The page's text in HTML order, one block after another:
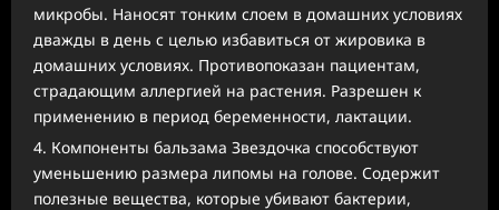
микробы. Наносят тонким слоем в домашних условиях
дважды в день с целью избавиться от жировика в
домашних условиях. Противопоказан пациентам,
страдающим аллергией на растения. Разрешен к
применению в период беременности, лактации.
Компоненты бальзама Звездочка способствуют
уменьшению размера липомы на голове. Содержит
полезные вещества, которые убивают бактерии,